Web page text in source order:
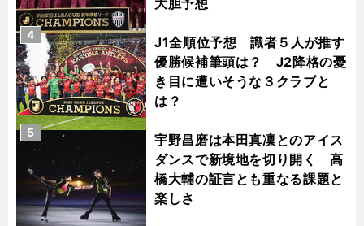
大胆予想
J1全順位予想 識者５人が推す
優勝候補筆頭は？ J2降格の憂
き目に遭いそうな３クラブと
は？
4
宇野昌磨は本田真凜とのアイス
ダンスで新境地を切り開く 高
橋大輔の証言とも重なる課題と
楽しさ
5